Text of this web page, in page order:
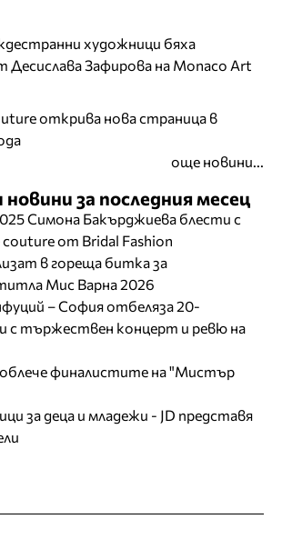
художници бяха
Десислава Зафирова на Monaco Art
открива нова страница в
още новини...
за последния месец
Симона Бакърджиева блести с
от Bridal Fashion
в гореща битка за
Мис Варна 2026
– София отбеляза 20-
с тържествен концерт и ревю на
облече финалистите на "Мистър
за деца и младежи - JD представя